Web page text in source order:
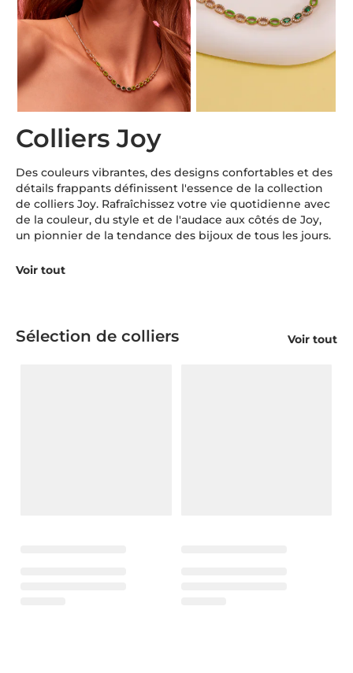
Colliers Joy
Des couleurs vibrantes, des designs confortables et des
détails frappants définissent l'essence de la collection
de colliers Joy. Rafraîchissez votre vie quotidienne avec
de la couleur, du style et de l'audace aux côtés de Joy,
un pionnier de la tendance des bijoux de tous les jours.
Voir tout
Sélection de colliers Voir tout